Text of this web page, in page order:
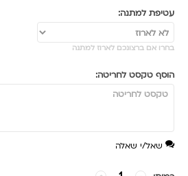
עטיפת למתנה:
בחרו אם ברצונכם לארוז למתנה
הוסף טקסט לחריטה:
שאל/י שאלה